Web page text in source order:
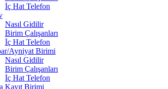
İç Hat Telefon
Nasıl Gidilir
Birim Çalışanları
İç Hat Telefon
Ayniyat Birimi
Nasıl Gidilir
Birim Çalışanları
İç Hat Telefon
Kayıt Birimi